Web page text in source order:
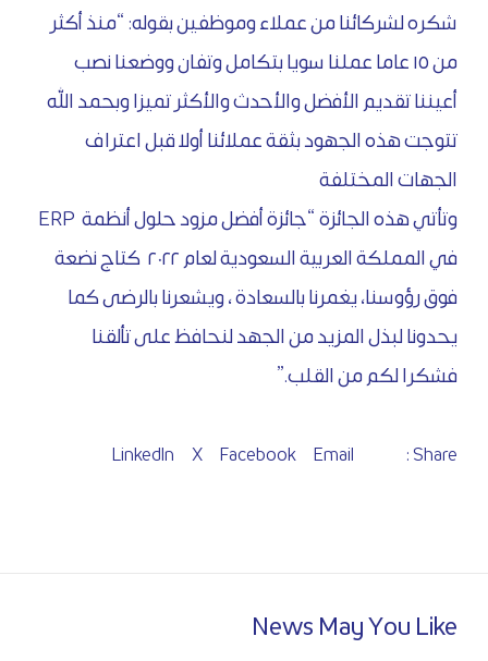
شكره لشركائنا من عملاء وموظفين بقوله: “منذ أكثر
من ١٥ عاما عملنا سويا بتكامل وتفان ووضعنا نصب
أعيننا تقديم الأفضل والأحدث والأكثر تميزا وبحمد الله
تتوجت هذه الجهود بثقة عملائنا أولا قبل اعتراف
الجهات المختلفة
وتأتي هذه الجائزة “جائزة أفضل مزود حلول أنظمة ERP
في المملكة العربية السعودية لعام ٢٠٢٢ كتاج نضعة
فوق رؤوسنا، يغمرنا بالسعادة ، ويشعرنا بالرضى كما
يحدونا لبذل المزيد من الجهد لنحافظ على تألقنا
فشكرا لكم من القلب.”
Share :
Email
Facebook
X
LinkedIn
News May You Like